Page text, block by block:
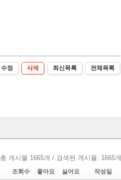
수정 삭제 최신목록 전체목록
총 게시물 1665개 / 검색된 게시물: 1665개
조회수 좋아요 싫어요 작성일